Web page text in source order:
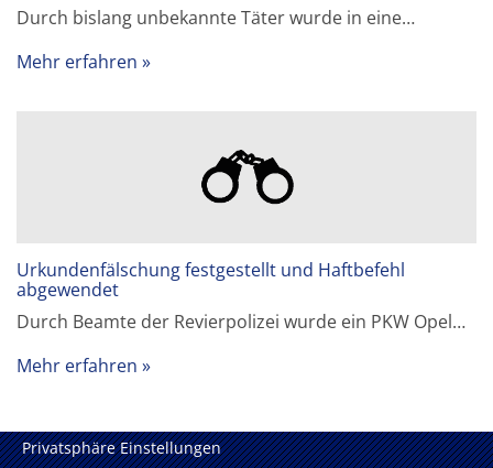
Durch bislang unbekannte Täter wurde in eine…
Mehr erfahren
Urkundenfälschung festgestellt und Haftbefehl
abgewendet
Durch Beamte der Revierpolizei wurde ein PKW Opel…
Mehr erfahren
Privatsphäre Einstellungen